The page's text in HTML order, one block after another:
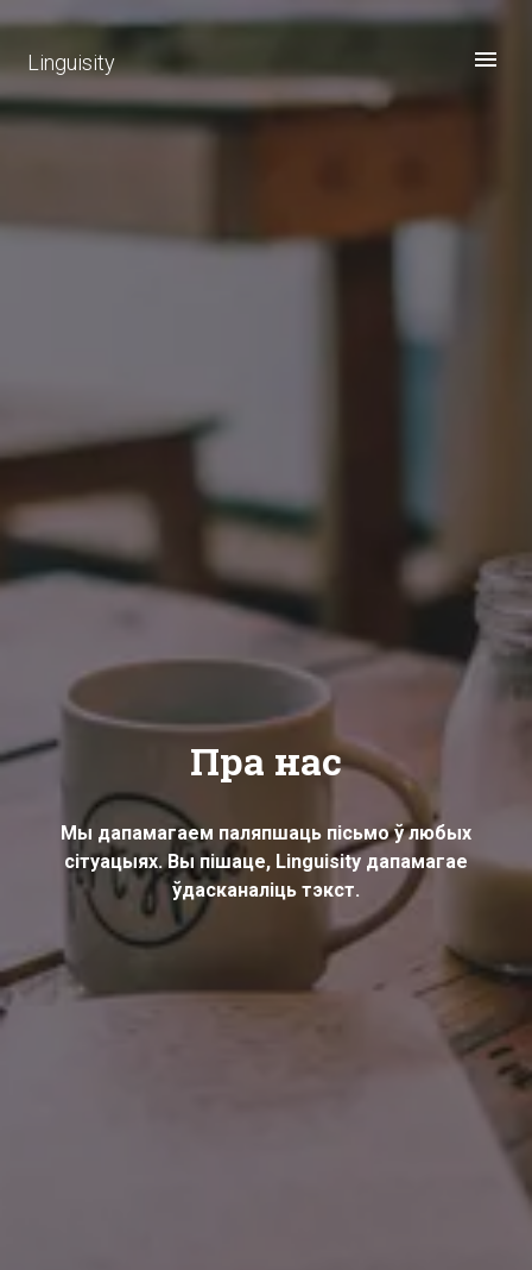
Linguisity
Пра нас
Мы дапамагаем паляпшаць пісьмо ў любых
сітуацыях. Вы пішаце, Linguisity дапамагае
ўдасканаліць тэкст.